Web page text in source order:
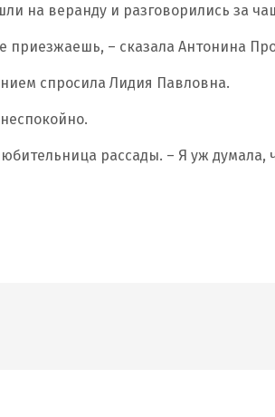
на веранду и разговорились за
приезжаешь, – сказала Антонина
спросила Лидия Павловна.
рассады. – Я уж думала,